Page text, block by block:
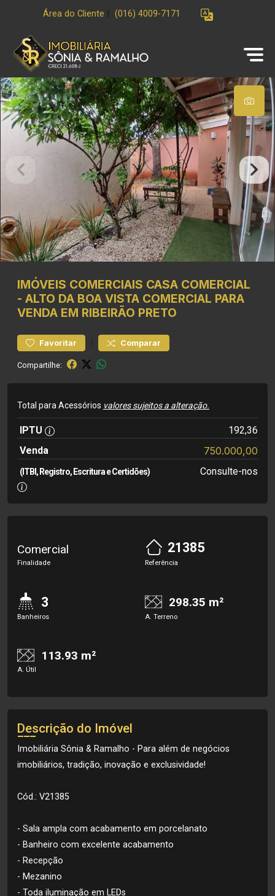
Área do Cliente (016) 4009-7171
IMÓVEIS COMERCIAIS CASA COMERCIAL
- ALTO DA BOA VISTA COMERCIAL PARA
VENDA EM RIBEIRÃO PRETO
Favoritar Comparar
Compartilhe:
Total para Acessórios valores sujeitos a alteração.
IPTU
192,36
Venda
750.000,00
(ITBI, Registro, Escritura e Certidões) Consulte-nos
Comercial
Finalidade
21385
Referência
3
Banheiros
298.35 m²
A. Terreno
113.93 m²
A. Útil
Descrição do Imóvel
Imobiliária Sônia & Ramalho - Para além de negócios
imobiliários, tradição, inovação e exclusividade!
Cód.: V21385
- Sala ampla com acabamento em porcelanato
- Banheiro com excelente acabamento
- Recepção
- Mezanino
- Toda iluminação em LEDs